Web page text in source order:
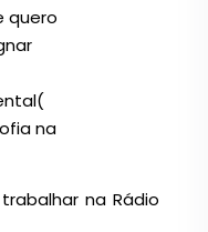
quero
na
na Rádio